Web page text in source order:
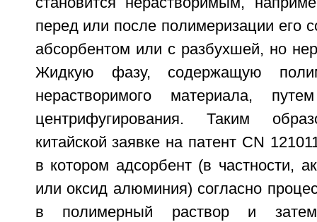
перед или после полимеризации его
абсорбентом или с разбухшей, но
Жидкую фазу, содержащую
нерастворимого материала,
центрифугирования. Таким
китайской заявке на патент CN
в котором адсорбент (в частности,
или оксид алюминия) согласно
в полимерный раствор и